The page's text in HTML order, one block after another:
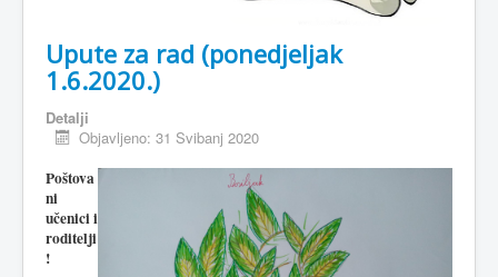
Upute za rad (ponedjeljak
1.6.2020.)
Detalji
Objavljeno: 31 Svibanj 2020
Poštova
ni
učenici i
roditelji
!